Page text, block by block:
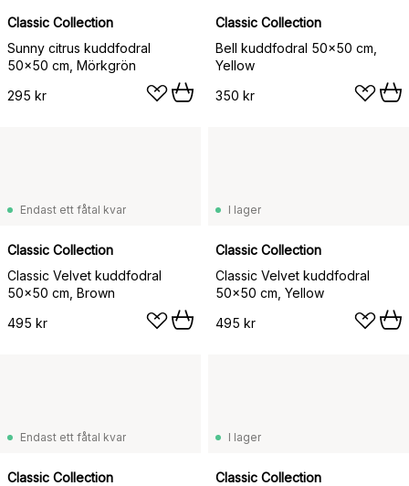
Classic Collection
Sunny citrus kuddfodral
50x50 cm, Mörkgrön
295 kr
Classic Collection
Bell kuddfodral 50x50 cm,
Yellow
350 kr
Endast ett fåtal kvar
Classic Collection
Classic Velvet kuddfodral
50x50 cm, Brown
495 kr
I lager
Classic Collection
Classic Velvet kuddfodral
50x50 cm, Yellow
495 kr
Endast ett fåtal kvar
Classic Collection
I lager
Classic Collection